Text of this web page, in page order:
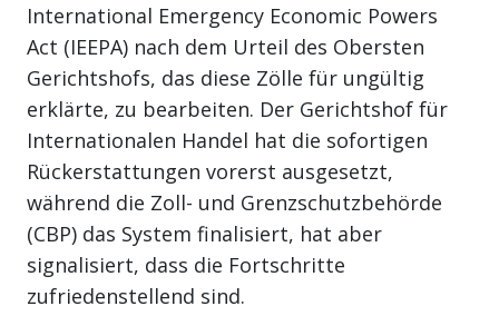
International Emergency Economic Powers
Act (IEEPA) nach dem Urteil des Obersten
Gerichtshofs, das diese Zölle für ungültig
erklärte, zu bearbeiten. Der Gerichtshof für
Internationalen Handel hat die sofortigen
Rückerstattungen vorerst ausgesetzt,
während die Zoll- und Grenzschutzbehörde
(CBP) das System finalisiert, hat aber
signalisiert, dass die Fortschritte
zufriedenstellend sind.